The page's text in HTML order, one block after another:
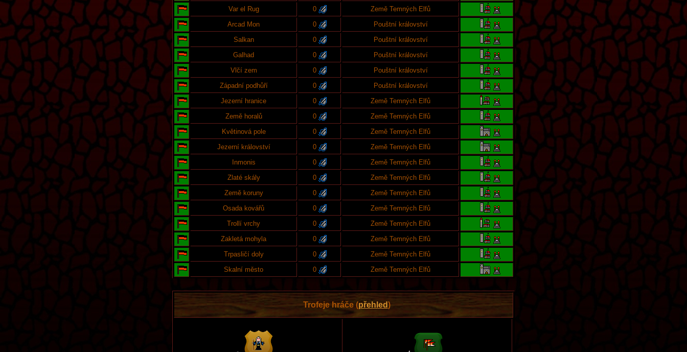
Var el Rug
0
Země Temných Elfů
Arcad Mon
0
Pouštní království
Salkan
0
Pouštní království
Galhad
0
Pouštní království
Vlčí zem
0
Pouštní království
Západní podhůří
0
Pouštní království
Jezerní hranice
0
Země Temných Elfů
Země horalů
0
Země Temných Elfů
Květinová pole
0
Země Temných Elfů
Jezerní království
0
Země Temných Elfů
Inmonis
0
Země Temných Elfů
Zlaté skály
0
Země Temných Elfů
Země koruny
0
Země Temných Elfů
Osada kovářů
0
Země Temných Elfů
Trollí vrchy
0
Země Temných Elfů
Zakletá mohyla
0
Země Temných Elfů
Trpasličí doly
0
Země Temných Elfů
Skalní město
0 Země Temných Elfů
Trofeje hráče (přehled)